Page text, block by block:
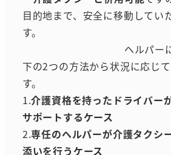
目的地まで、安全に移動してい
す
ヘルパーによる
下の2つの方法から状況に応じ
す。
1.介護資格を持ったドライバー
サポートするケース
2.専任のヘルパーが介護タクシ
添いを行うケース